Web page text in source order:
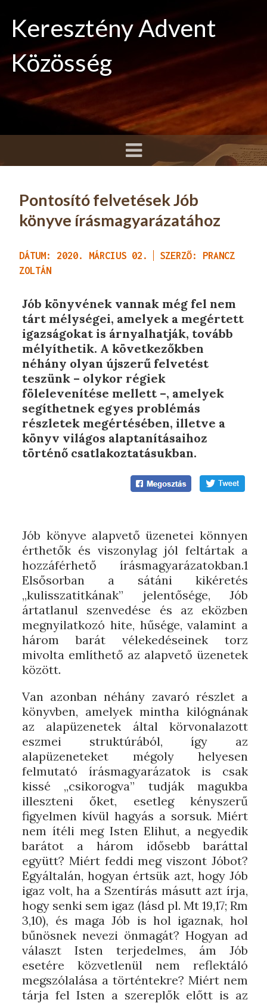
Keresztény Advent
Közösség
Pontosító felvetések Jób
könyve írásmagyarázatához
DÁTUM: 2020. MÁRCIUS 02.
SZERZŐ: PRANCZ
ZOLTÁN
Jób könyvének vannak még fel nem
tárt mélységei, amelyek a megértett
igazságokat is árnyalhatják, tovább
mélyíthetik. A következőkben
néhány olyan újszerű felvetést
teszünk – olykor régiek
fölelevenítése mellett –, amelyek
segíthetnek egyes problémás
részletek megértésében, illetve a
könyv világos alaptanításaihoz
történő csatlakoztatásukban.
Jób könyve alapvető üzenetei könnyen
érthetők és viszonylag jól feltártak a
hozzáférhető írásmagyarázatokban.1
Elsősorban a sátáni kikéretés
„kulisszatitkának” jelentősége, Jób
ártatlanul szenvedése és az eközben
megnyilatkozó hite, hűsége, valamint a
három barát vélekedéseinek torz
mivolta említhető az alapvető üzenetek
között.
Van azonban néhány zavaró részlet a
könyvben, amelyek mintha kilógnának
az alapüzenetek által körvonalazott
eszmei struktúrából, így az
alapüzeneteket mégoly helyesen
felmutató írásmagyarázatok is csak
kissé „csikorogva” tudják magukba
illeszteni őket, esetleg kényszerű
figyelmen kívül hagyás a sorsuk. Miért
nem ítéli meg Isten Elihut, a negyedik
barátot a három idősebb baráttal
együtt? Miért feddi meg viszont Jóbot?
Egyáltalán, hogyan értsük azt, hogy Jób
igaz volt, ha a Szentírás másutt azt írja,
hogy senki sem igaz (lásd pl. Mt 19,17; Rm
3,10), és maga Jób is hol igaznak, hol
bűnösnek nevezi önmagát? Hogyan ad
választ Isten terjedelmes, ám Jób
esetére közvetlenül nem reflektáló
megszólalása a történtekre? Miért nem
tárja fel Isten a szereplők előtt is az